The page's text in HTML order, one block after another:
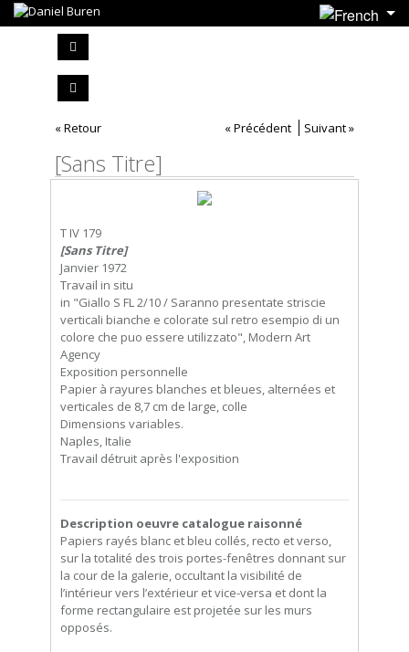
« Retour « Précédent Suivant »
[Sans Titre]
T IV 179
[Sans Titre]
Janvier 1972
Travail in situ
in "Giallo S FL 2/10 / Saranno presentate striscie
verticali bianche e colorate sul retro esempio di un
colore che puo essere utilizzato", Modern Art
Agency
Exposition personnelle
Papier à rayures blanches et bleues, alternées et
verticales de 8,7 cm de large, colle
Dimensions variables.
Naples, Italie
Travail détruit après l'exposition
Description oeuvre catalogue raisonné
Papiers rayés blanc et bleu collés, recto et verso,
sur la totalité des trois portes-fenêtres donnant sur
la cour de la galerie, occultant la visibilité de
l’intérieur vers l’extérieur et vice-versa et dont la
forme rectangulaire est projetée sur les murs
opposés.